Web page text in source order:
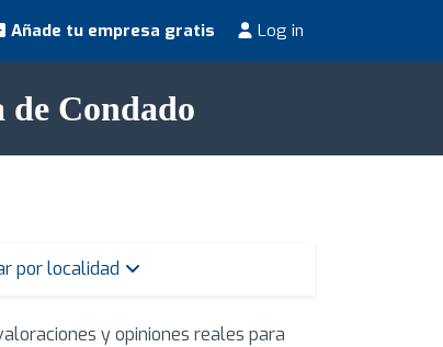
Añade tu empresa gratis Log in
de Condado
por localidad
y opiniones reales para